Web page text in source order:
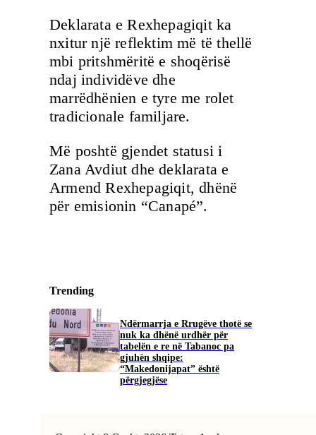
Deklarata e Rexhepagiqit ka
nxitur një reflektim më të thellë
mbi pritshmëritë e shoqërisë
ndaj individëve dhe
marrëdhënien e tyre me rolet
tradicionale familjare.
Më poshtë gjendet statusi i
Zana Avdiut dhe deklarata e
Armend Rexhepagiqit, dhënë
për emisionin “Canapé”.
Trending
Ndërmarrja e Rrugëve thotë se
nuk ka dhënë urdhër për
tabelën e re në Tabanoc pa
gjuhën shqipe:
“Makedonijapat” është
përgjegjëse